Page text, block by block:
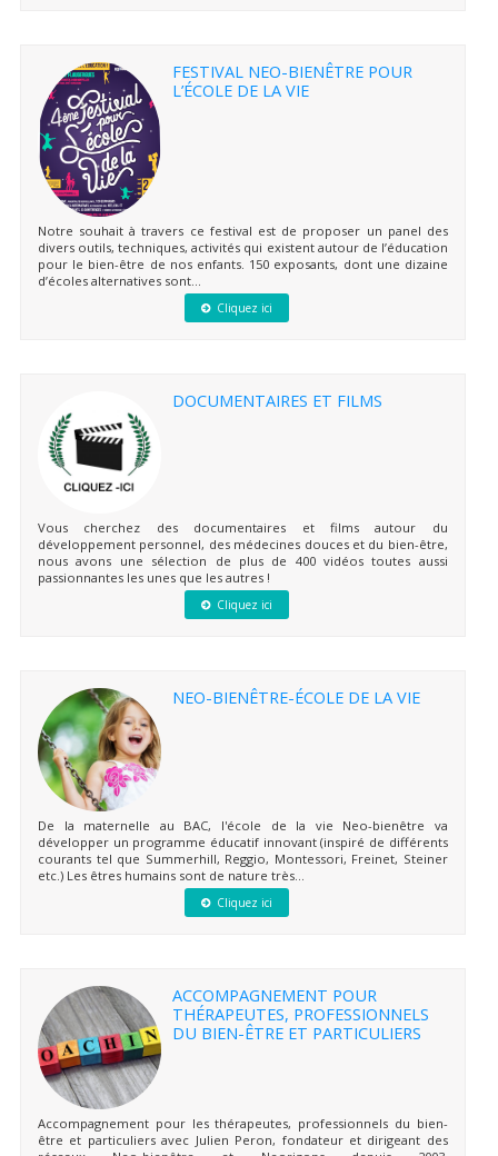
FESTIVAL NEO-BIENÊTRE POUR
L’ÉCOLE DE LA VIE
Notre souhait à travers ce festival est de proposer un panel des
divers outils, techniques, activités qui existent autour de l’éducation
pour le bien-être de nos enfants. 150 exposants, dont une dizaine
d’écoles alternatives sont...
Cliquez ici
DOCUMENTAIRES ET FILMS
Vous cherchez des documentaires et films autour du
développement personnel, des médecines douces et du bien-être,
nous avons une sélection de plus de 400 vidéos toutes aussi
passionnantes les unes que les autres !
Cliquez ici
NEO-BIENÊTRE-ÉCOLE DE LA VIE
De la maternelle au BAC, l'école de la vie Neo-bienêtre va
développer un programme éducatif innovant (inspiré de différents
courants tel que Summerhill, Reggio, Montessori, Freinet, Steiner
etc.) Les êtres humains sont de nature très...
Cliquez ici
ACCOMPAGNEMENT POUR
THÉRAPEUTES, PROFESSIONNELS
DU BIEN-ÊTRE ET PARTICULIERS
Accompagnement pour les thérapeutes, professionnels du bien-
être et particuliers avec Julien Peron, fondateur et dirigeant des